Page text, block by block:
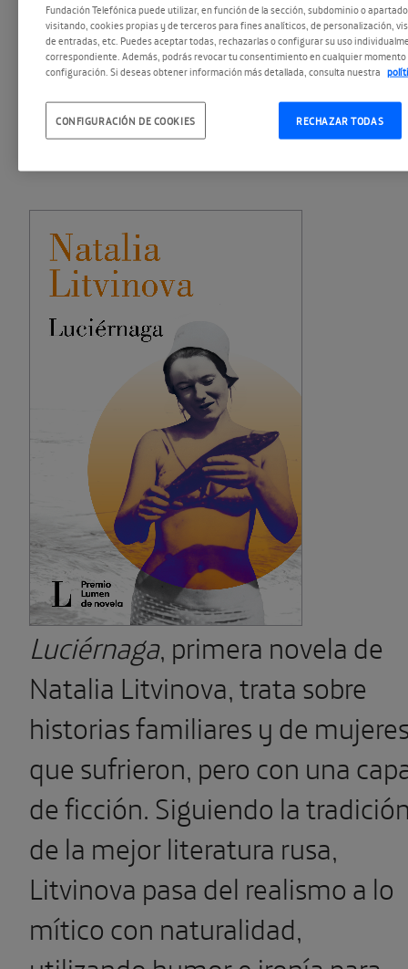
disolución de la URSS y la
emigración. La escritora estuvo
acompañada por
Ángeles
González-Sinde
Mario Obrero.
Luciérnaga, primera novela de
Natalia Litvinova, trata sobre
historias familiares y de
que sufrieron, pero con una
de ficción. Siguiendo la
de la mejor literatura rusa,
Litvinova pasa del realismo a lo
mítico con naturalidad,
Fundación Telefónica puede utilizar, en función de la sección, subdominio o
visitando, cookies propias y de terceros para fines analíticos, de personalización,
de entradas, etc. Puedes aceptar todas, rechazarlas o configurar su uso
correspondiente. Además, podrás revocar tu consentimiento en cualquier momento
configuración. Si deseas obtener información más detallada, consulta nuestra
RECHAZAR TODAS
CONFIGURACIÓN DE COOKIES